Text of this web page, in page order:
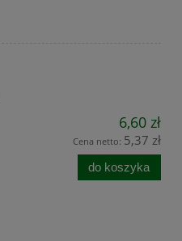
6,60 zł
Cena netto: 5,37 zł
do koszyka